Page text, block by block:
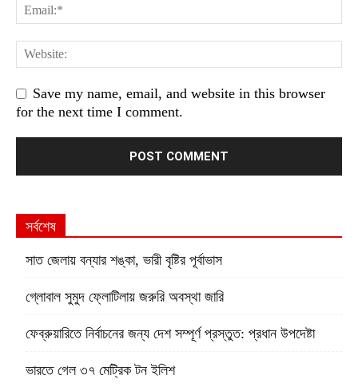
Save my name, email, and website in this browser
for the next time I comment.
সর্বশেষ
সাত জেলায় বন্যার শঙ্কা, ভারী বৃষ্টির পূর্বাভাস
গ্লোবাল সুমুদ ফ্লোটিলায় জরুরি অবস্থা জারি
ফেব্রুয়ারিতে নির্বাচনের জন্য দেশ সম্পূর্ণ প্রস্তুত: প্রধান উপদেষ্টা
ভারতে গেল ৩৭ মেট্রিক টন ইলিশ